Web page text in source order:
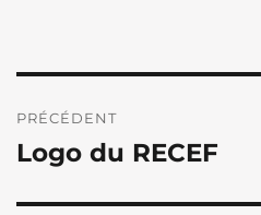
de
l’article
PRÉCÉDENT
Publication
Logo du RECEF